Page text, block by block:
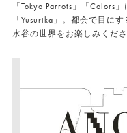
「Tokyo Parrots」「Colors
「Yusurika」。都会で目に
水谷の世界をお楽しみくださ